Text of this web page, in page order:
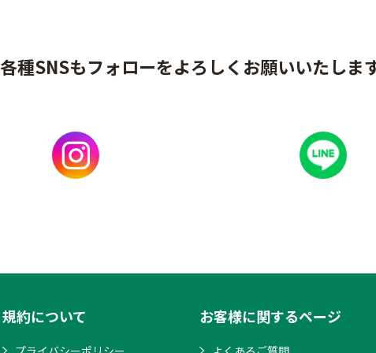
各種SNSもフォローをよろしくお願いいたしま
規約について お客様に関するページ